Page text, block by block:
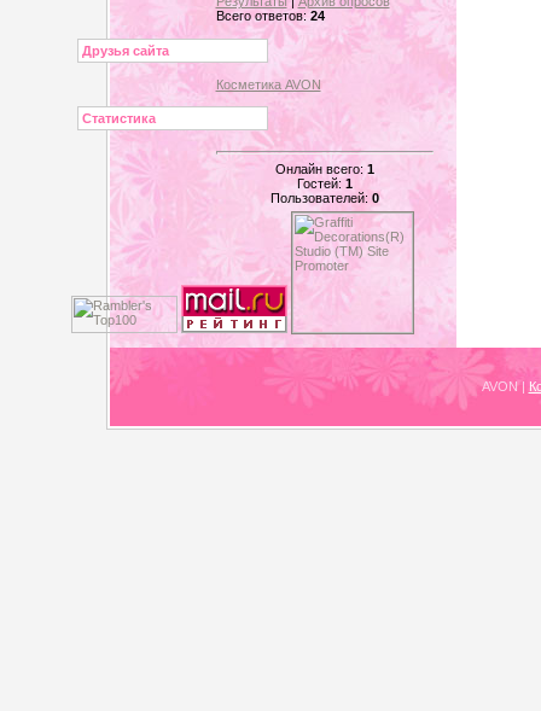
Всего ответов: 24
Друзья сайта
Косметика AVON
Статистика
Онлайн всего: 1
Гостей: 1
Пользователей: 0
AVON|